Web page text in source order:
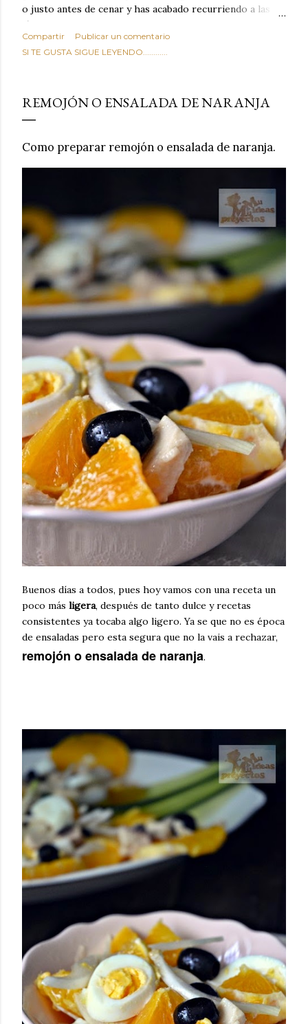
o justo antes de cenar y has acabado recurriendo a las
típicas patatas de bolsa, frutos secos fritos o snacks
ultraprocesados llenos de grasas saturadas y sodio?
Todos hemos estado ahí. Sin embargo, cuidarse no tiene
satisface. Estas alubias crujientes al horno van a cambiar
por completo tu forma de ver las legumbres. Olvídate de
copiosos de invierno. Con esta receta simple pero
revolucionaria, transformaremos un ingrediente tan
dorado, cargado de proteína y 100% natural. Es el
sustituto perfecto a los frutos se...
Compartir
Publicar un comentario
SI TE GUSTA SIGUE LEYENDO............
REMOJÓN O ENSALADA DE NARANJA
Como preparar remojón o ensalada de naranja.
Buenos días a todos, pues hoy vamos con una receta un
poco más ligera, después de tanto dulce y recetas
consistentes ya tocaba algo ligero. Ya se que no es época
de ensaladas pero esta segura que no la vais a rechazar,
remojón o ensalada de naranja.